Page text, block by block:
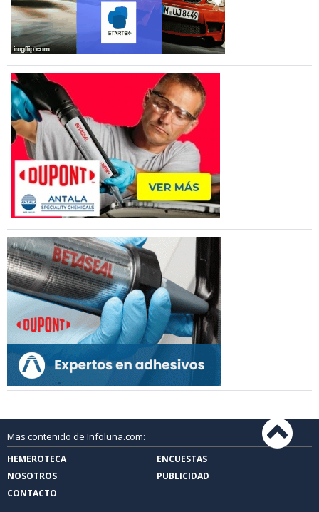
Mas contenido de Infoluna.com:
HEMEROTECA
ENCUESTAS
NOSOTROS
PUBLICIDAD
CONTACTO